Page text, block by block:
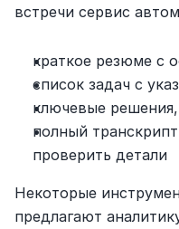
встречи сервис
краткое резюме с
список задач с
ключевые
полный
проверить детали
Некоторые
предлагают